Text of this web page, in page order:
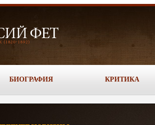
БИОГРАФИЯ КРИТИКА